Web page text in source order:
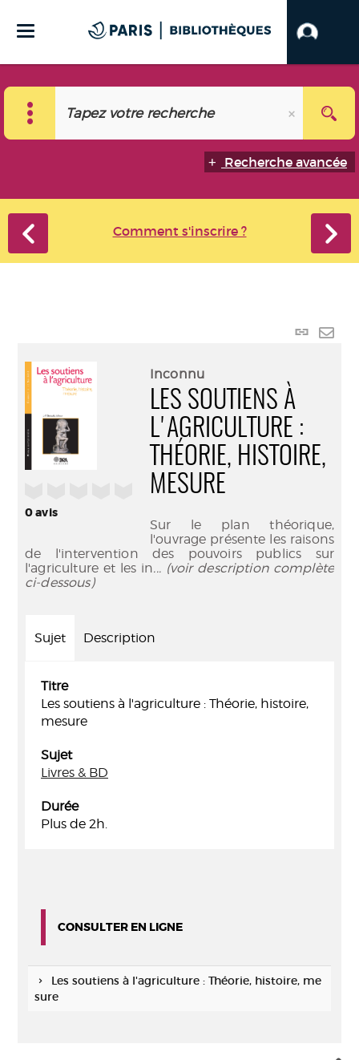
Recherche avancée
Comment s'inscrire ?
Lien
0avis
Inconnu
LES SOUTIENS À
L'AGRICULTURE :
THÉORIE, HISTOIRE,
MESURE
Sur le plan théorique,
l'ouvrage présente les raisons
de l'intervention des pouvoirs publics sur
l'agriculture et les in... (voir description complète
ci-dessous)
Sujet Description
Titre
Les soutiens à l'agriculture : Théorie, histoire,
mesure
Sujet
Livres & BD
Durée
Plus de 2h.
CONSULTER EN LIGNE
Les soutiens à l'agriculture : Théorie, histoire, me
sure